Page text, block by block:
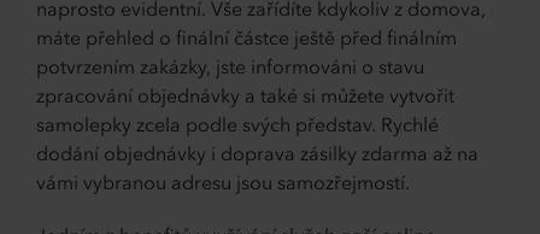
naprosto evidentní. Vše zařídíte kdykoliv z domova,
máte přehled o finální částce ještě před finálním
potvrzením zakázky, jste informováni o stavu
zpracování objednávky a také si můžete vytvořit
samolepky zcela podle svých představ. Rychlé
dodání objednávky i doprava zásilky zdarma až na
vámi vybranou adresu jsou samozřejmostí.